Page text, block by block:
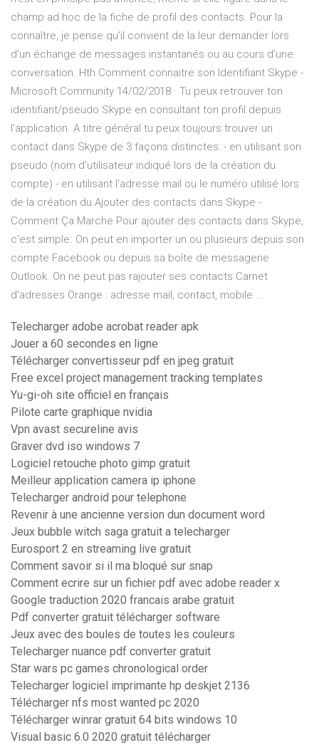
champ ad hoc de la fiche de profil des contacts. Pour la
connaître, je pense qu'il convient de la leur demander lors
d'un échange de messages instantanés ou au cours d'une
conversation. Hth Comment connaitre son Identifiant Skype -
Microsoft Community 14/02/2018 · Tu peux retrouver ton
identifiant/pseudo Skype en consultant ton profil depuis
l'application. A titre général tu peux toujours trouver un
contact dans Skype de 3 façons distinctes: - en utilisant son
pseudo (nom d'utilisateur indiqué lors de la création du
compte) - en utilisant l'adresse mail ou le numéro utilisé lors
de la création du Ajouter des contacts dans Skype -
Comment Ça Marche Pour ajouter des contacts dans Skype,
c'est simple. On peut en importer un ou plusieurs depuis son
compte Facebook ou depuis sa boîte de messagerie
Outlook. On ne peut pas rajouter ses contacts Carnet
d'adresses Orange : adresse mail, contact, mobile ...
Telecharger adobe acrobat reader apk
Jouer a 60 secondes en ligne
Télécharger convertisseur pdf en jpeg gratuit
Free excel project management tracking templates
Yu-gi-oh site officiel en français
Pilote carte graphique nvidia
Vpn avast secureline avis
Graver dvd iso windows 7
Logiciel retouche photo gimp gratuit
Meilleur application camera ip iphone
Telecharger android pour telephone
Revenir à une ancienne version dun document word
Jeux bubble witch saga gratuit a telecharger
Eurosport 2 en streaming live gratuit
Comment savoir si il ma bloqué sur snap
Comment ecrire sur un fichier pdf avec adobe reader x
Google traduction 2020 francais arabe gratuit
Pdf converter gratuit télécharger software
Jeux avec des boules de toutes les couleurs
Telecharger nuance pdf converter gratuit
Star wars pc games chronological order
Telecharger logiciel imprimante hp deskjet 2136
Télécharger nfs most wanted pc 2020
Télécharger winrar gratuit 64 bits windows 10
Visual basic 6.0 2020 gratuit télécharger